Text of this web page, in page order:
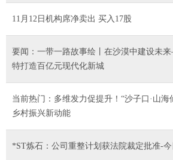
11月12日机构席净卖出 买入17股
要闻：一带一路故事绘丨在沙漠中建设未
特打造百亿元现代化新城
当前热门：多维发力促提升！“沙子口·山海
乡村振兴新动能
*ST炼石：公司重整计划获法院裁定批准-